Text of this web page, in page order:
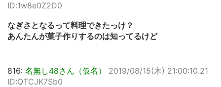
ID:1w8e0Z2D0
なぎさとなるって料理できたっけ？
あんたんが菓子作りするのは知ってるけど
816: 名無し48さん（仮名）
2019/08/15(木) 21:00:10.21
ID:QTCJK7Sb0